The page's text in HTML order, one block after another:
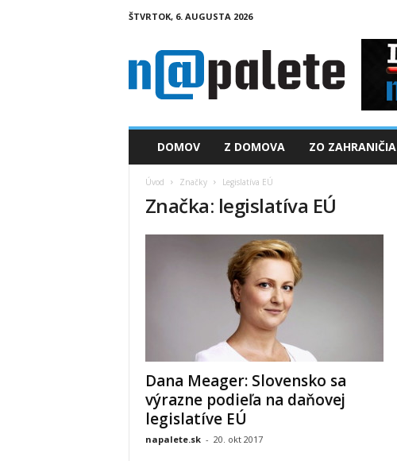
ŠTVRTOK, 6. AUGUSTA 2026
a
DOMOV Z DOMOVA ZO ZAHRANIČIA
Úvod Značky Legislatíva EÚ
Značka: legislatíva EÚ
Dana Meager: Slovensko sa
výrazne podieľa na daňovej
legislatíve EÚ
napalete.sk - 20. okt 2017